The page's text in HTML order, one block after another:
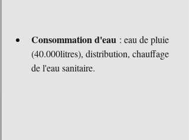
Consommation d'eau : eau de pluie
(40.000litres), distribution, chauffage
de l'eau sanitaire.